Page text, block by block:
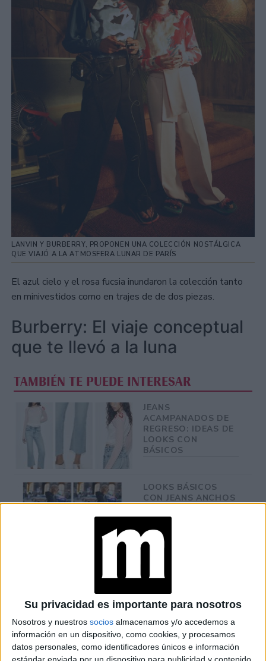
Su privacidad es importante para nosotros
Nosotros y nuestros socios almacenamos y/o accedemos a
información en un dispositivo, como cookies, y procesamos
datos personales, como identificadores únicos e información
LANVIN Y BURBERRY, PROPONEN UNA COLECCIÓN NOSTÁLGICA
QUE VIAJÓ A LA ATMOSFERA LUNAR DE PARÍS
El azul cielo y el rosa fucsia inundaron la colección tanto
en minivestidos como en trajes de de dos piezas.
Burberry: El viaje conceptual
que te llevó a la luna
TAMBIÉN TE PUEDE INTERESAR
JEANS
ACAMPANADOS DE
REGRESO: IDEAS DE
LOOKS CON
BÁSICOS
LOOKS BÁSICOS
CON JEANS ANCHOS
INVIERNO 2026
CINCO MUJERES
TRANSFORMAN LA
MODA DE LA
REGIÓN
CONOCÉ EL